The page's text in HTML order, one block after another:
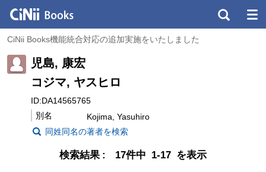
CiNii Books機能統合対応の追加実施をいたしました
児島, 康宏
コジマ, ヤスヒロ
ID:DA14565765
別名
Kojima, Yasuhiro
同姓同名の著者を検索
検索結果 17件中 1-17 を表示